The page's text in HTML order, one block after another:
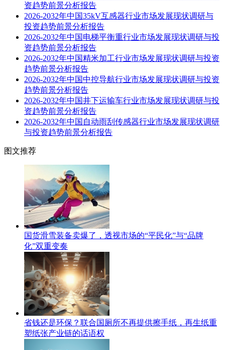
资趋势前景分析报告
2026-2032年中国35kV互感器行业市场发展现状调研与
投资趋势前景分析报告
2026-2032年中国电梯平衡重行业市场发展现状调研与投
资趋势前景分析报告
2026-2032年中国精米加工行业市场发展现状调研与投资
趋势前景分析报告
2026-2032年中国中控导航行业市场发展现状调研与投资
趋势前景分析报告
2026-2032年中国井下运输车行业市场发展现状调研与投
资趋势前景分析报告
2026-2032年中国自动雨刮传感器行业市场发展现状调研
与投资趋势前景分析报告
图文推荐
国货滑雪装备卖爆了，透视市场的“平民化”与“品牌
化”双重变奏
省钱还是环保？联合国厕所不再提供擦手纸，再生纸重
塑纸张产业链的话语权